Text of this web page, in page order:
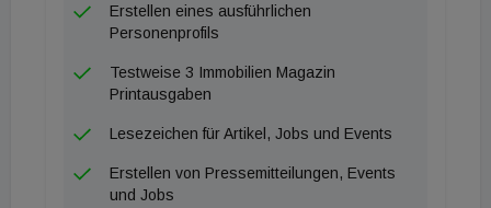
Erstellen eines ausführlichen
Personenprofils
Testweise 3 Immobilien Magazin
Printausgaben
Lesezeichen für Artikel, Jobs und Events
Erstellen von Pressemitteilungen, Events
und Jobs